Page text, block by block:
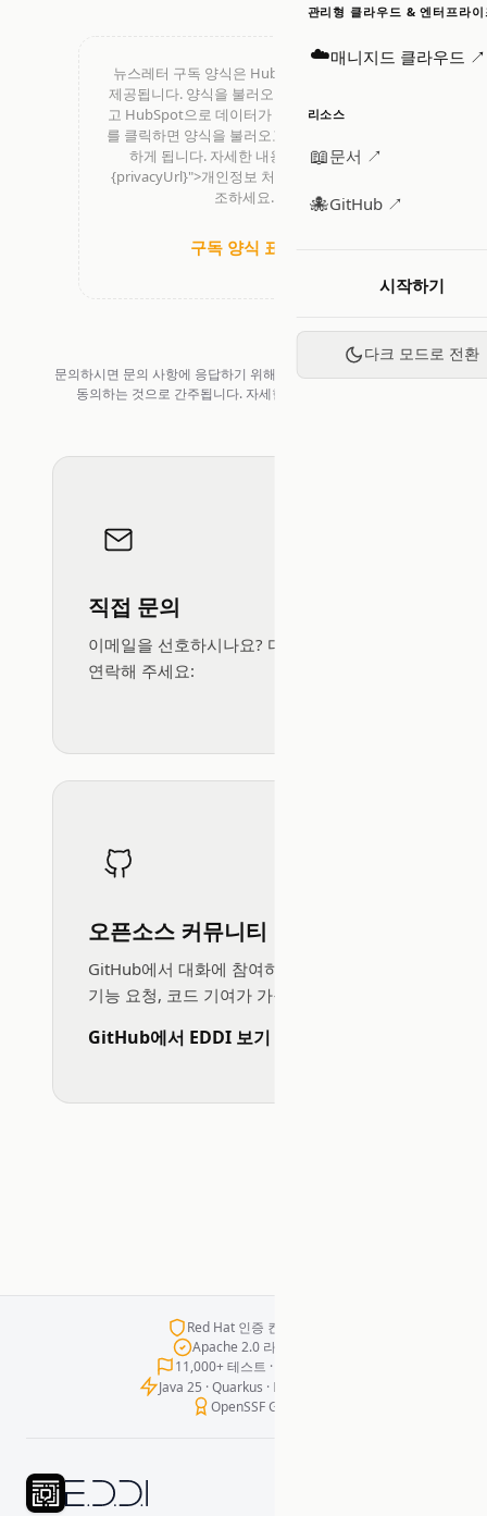
관리형 클라우드 & 엔터프라
☁️매니지드 클라우드 ↗
리소스
📖문서 ↗
🐙GitHub ↗
시작하기
다크 모드로 전환
뉴스레터 구독 양식은 HubSpot(미국)에서
제공됩니다. 양식을 불러오면 쿠키가 설정되
고 HubSpot으로 데이터가 전송됩니다. 아래
를 클릭하면 양식을 불러오고 이 처리에 동의
하게 됩니다. 자세한 내용은 <a href="
{privacyUrl}">개인정보 처리방침</a>을 참
조하세요.
구독 양식 표시
문의하시면 문의 사항에 응답하기 위해 귀하의 정보를 처리하는 데
동의하는 것으로 간주됩니다. 자세한 내용은
직접 문의
이메일을 선호하시나요? 다음 주소로 직접
연락해 주세요:
오픈소스 커뮤니티
GitHub에서 대화에 참여하세요, 문제 보고,
기능 요청, 코드 기여가 가능합니다.
GitHub에서 EDDI 보기 →
Red Hat 인증 컨테이너
Apache 2.0 라이선스
11,000+ 테스트 · 실패 제로
Java 25 · Quarkus · LangChain4j
OpenSSF Gold